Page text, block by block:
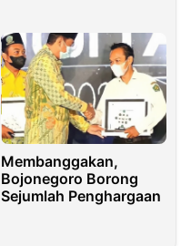
Membanggakan,
Bojonegoro Borong
Sejumlah Penghargaan